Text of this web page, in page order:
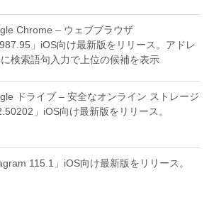
Chrome – ウェブブラウザ
」iOS向け最新版をリリース。アドレ
検索語句入力で上位の候補を表示
ドライブ – 安全なオンライン ストレージ
」iOS向け最新版をリリース。
115.1」iOS向け最新版をリリース。